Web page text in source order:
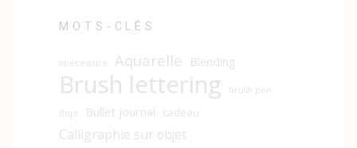
MOTS-CLÉS
abécédaire Aquarelle Blending
Brush lettering brush pen
Bujo Bullet journal cadeau
Calligraphie sur objet